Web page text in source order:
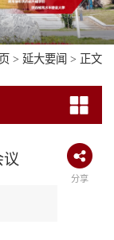
> 延大要闻 > 正文
分享